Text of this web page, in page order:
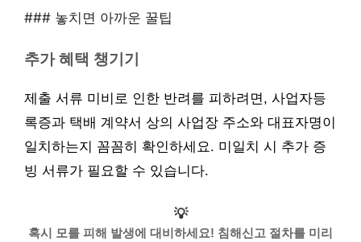
### 놓치면 아까운 꿀팁
추가 혜택 챙기기
제출 서류 미비로 인한 반려를 피하려면, 사업자등
록증과 택배 계약서 상의 사업장 주소와 대표자명이
일치하는지 꼼꼼히 확인하세요. 미일치 시 추가 증
빙 서류가 필요할 수 있습니다.
💡
혹시 모를 피해 발생에 대비하세요! 침해신고 절차를 미리